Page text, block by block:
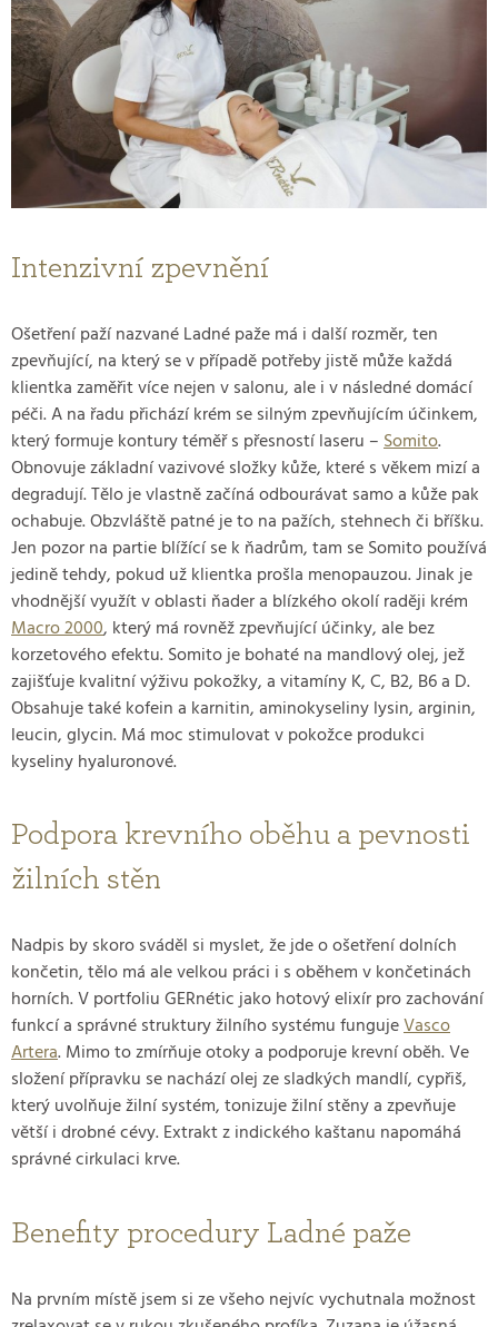
Intenzivní zpevnění
Ošetření paží nazvané Ladné paže má i další rozměr, ten
zpevňující, na který se v případě potřeby jistě může každá
klientka zaměřit více nejen v salonu, ale i v následné domácí
péči. A na řadu přichází krém se silným zpevňujícím účinkem,
který formuje kontury téměř s přesností laseru –Somito.
Obnovuje základní vazivové složky kůže, které s věkem mizí a
degradují. Tělo je vlastně začíná odbourávat samo a kůže pak
ochabuje. Obzvláště patné je to na pažích, stehnech či bříšku.
Jen pozor na partie blížící se k ňadrům, tam se Somito používá
jedině tehdy, pokud už klientka prošla menopauzou. Jinak je
vhodnější využít v oblasti ňader a blízkého okolí raději krém
Macro 2000, který má rovněž zpevňující účinky, ale bez
korzetového efektu. Somito je bohaté na mandlový olej, jež
zajišťuje kvalitní výživu pokožky, a vitamíny K, C, B2, B6 a D.
Obsahuje také kofein a karnitin, aminokyseliny lysin, arginin,
leucin, glycin. Má moc stimulovat v pokožce produkci
kyseliny hyaluronové.
Podpora krevního oběhu a pevnosti
žilních stěn
Nadpis by skoro sváděl si myslet, že jde o ošetření dolních
končetin, tělo má ale velkou práci i s oběhem v končetinách
horních. V portfoliu GERnétic jako hotový elixír pro zachování
funkcí a správné struktury žilního systému fungujeVasco
Artera. Mimo to zmírňuje otoky a podporuje krevní oběh. Ve
složení přípravku se nachází olej ze sladkých mandlí, cypřiš,
který uvolňuje žilní systém, tonizuje žilní stěny a zpevňuje
větší i drobné cévy. Extrakt z indického kaštanu napomáhá
správné cirkulaci krve.
Benefity procedury Ladné paže
Na prvním místě jsem si ze všeho nejvíc vychutnala možnost